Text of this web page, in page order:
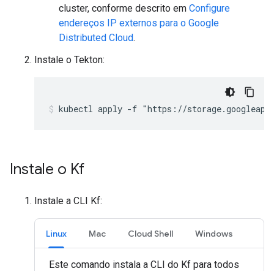
cluster, conforme descrito em Configure
endereços IP externos para o Google
Distributed Cloud.
Instale o Tekton:
kubectl apply -f "https://
Instale o Kf
Instale a CLI Kf:
Linux Mac Cloud Shell Windows
Este comando instala a CLI do Kf para todos